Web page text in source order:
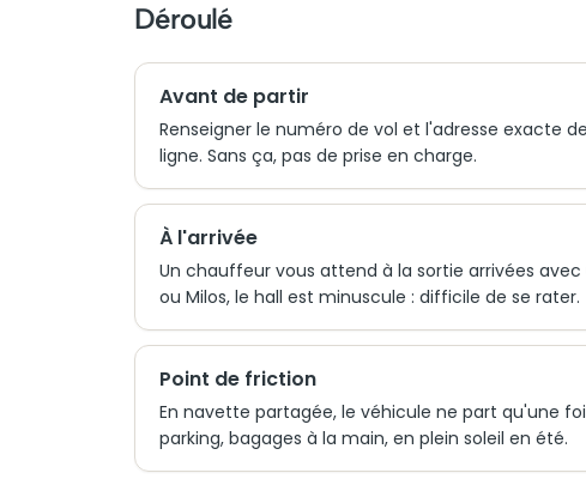
Déroulé
Avant de partir
Renseigner le numéro de vol et l'adresse exacte
ligne. Sans ça, pas de prise en charge.
À l'arrivée
Un chauffeur vous attend à la sortie arrivées
ou Milos, le hall est minuscule : difficile de se rater.
Point de friction
En navette partagée, le véhicule ne part qu'une
parking, bagages à la main, en plein soleil en été.